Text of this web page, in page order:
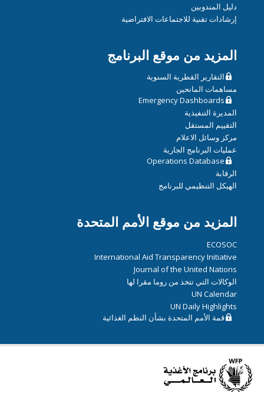
دليل المندوبين
إرشادات تقنية للاجتماعات الافتراضية
المزيد من موقع البرنامج
التقارير القطرية السنوية
مساهمات المانحين
Emergency Dashboards
المديرة التنفيذية
التقييم المستقل
مركز وسائل الاعلام
عمليات البرنامج الجارية
Operations Database
الرقابة
الهيكل التنظيمي للبرنامج
المزيد من موقع الأمم المتحدة
ECOSOC
International Aid Transparency Initiative
Journal of the United Nations
الوكالات التي تتخذ من روما مقرا لها
UN Calendar
UN Daily Highlights
قمة الأمم المتحدة بشأن النظم الغذائية